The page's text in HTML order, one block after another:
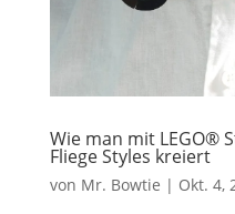
Wie man mit LEGO®
Fliege Styles kreiert
von Mr. Bowtie | Okt. 4,